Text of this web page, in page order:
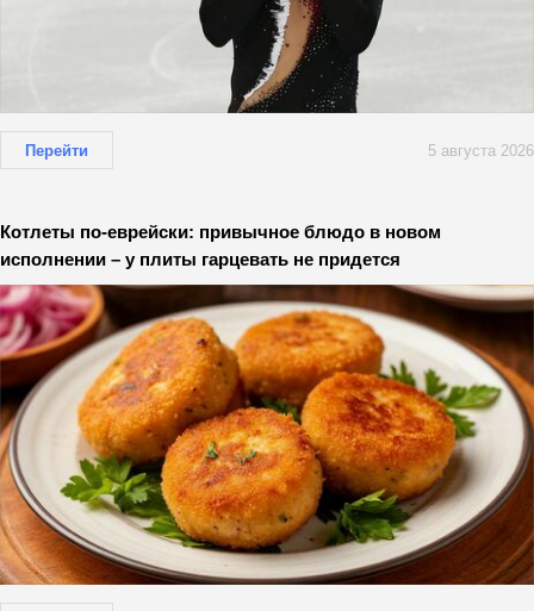
Перейти 5 августа 2026
Котлеты по-еврейски: привычное блюдо в новом
исполнении – у плиты гарцевать не придется